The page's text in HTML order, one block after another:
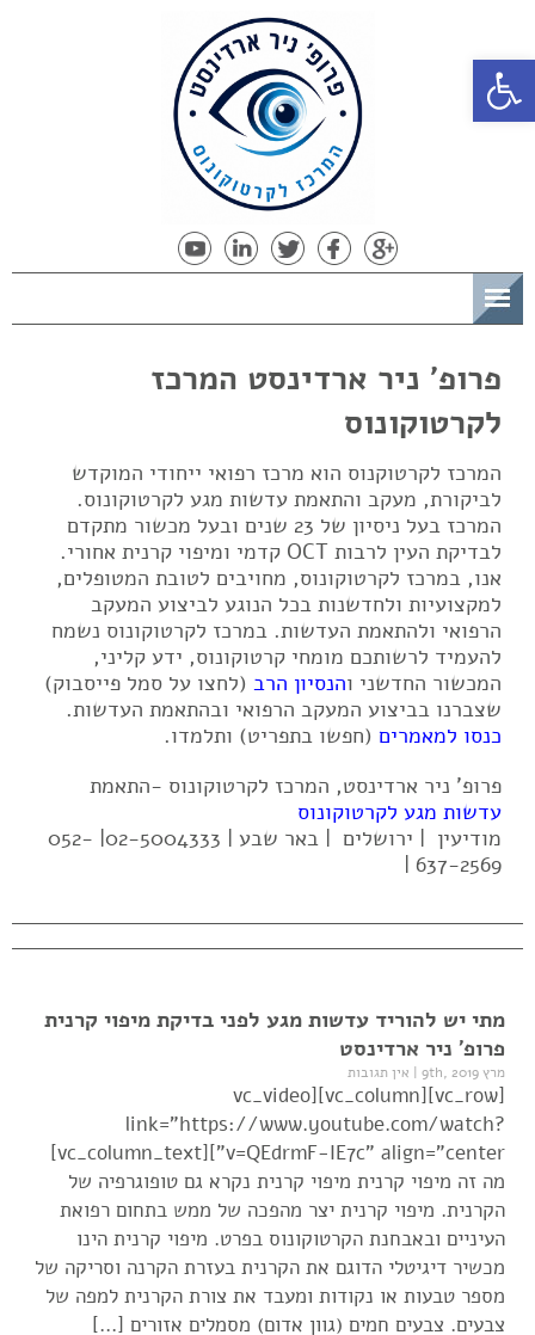
פתח סרגל נגישות
פרופ' ניר ארדינסט המרכז
לקרטוקונוס
המרכז לקרטוקנוס הוא מרכז רפואי ייחודי המוקדש
לביקורת, מעקב והתאמת עדשות מגע לקרטוקונוס.
המרכז בעל ניסיון של 23 שנים ובעל מכשור מתקדם
לבדיקת העין לרבות OCT קדמי ומיפוי קרנית אחורי.
אנו, במרכז לקרטוקונוס, מחויבים לטובת המטופלים,
למקצועיות ולחדשנות בכל הנוגע לביצוע המעקב
הרפואי ולהתאמת העדשות. במרכז לקרטוקונוס נשמח
להעמיד לרשותכם מומחי קרטוקונוס, ידע קליני,
המכשור החדשני והנסיון הרב (לחצו על סמל פייסבוק)
שצברנו בביצוע המעקב הרפואי ובהתאמת העדשות.
כנסו למאמרים (חפשו בתפריט) ותלמדו.
פרופ' ניר ארדינסט, המרכז לקרטוקונוס -התאמת
עדשות מגע לקרטוקונוס
מודיעין | ירושלים | באר שבע | 02-5004333| 052-
637-2569 |
מתי יש להוריד עדשות מגע לפני בדיקת מיפוי קרנית
פרופ' ניר ארדינסט
מרץ 9th, 2019 | אין תגובות
[vc_row][vc_column][vc_video
link="https://www.youtube.com/watch?
v=QEdrmF-IE7c" align="center"][vc_column_text]
מה זה מיפוי קרנית מיפוי קרנית נקרא גם טופוגרפיה של
הקרנית. מיפוי קרנית יצר מהפכה של ממש בתחום רפואת
העיניים ובאבחנת הקרטוקונוס בפרט. מיפוי קרנית הינו
מכשיר דיגיטלי הדוגם את הקרנית בעזרת הקרנה וסריקה של
מספר טבעות או נקודות ומעבד את צורת הקרנית למפה של
צבעים. צבעים חמים (גוון אדום) מסמלים אזורים […]